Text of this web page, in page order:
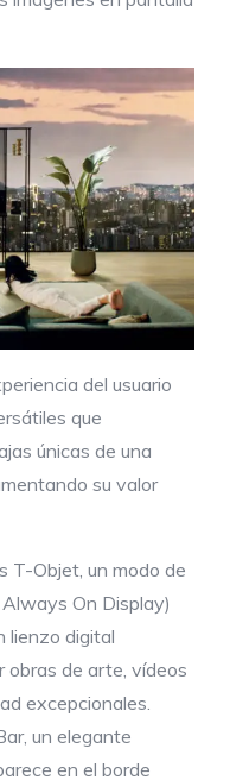
del usuario
que
únicas de una
su valor
T-Objet, un modo de
On Display)
lienzo digital
obras de arte, vídeos
excepcionales.
un elegante
en el borde